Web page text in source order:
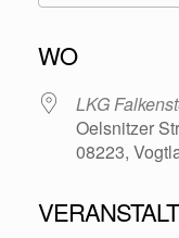
WO
LKG
Oelsnitzer
08223,